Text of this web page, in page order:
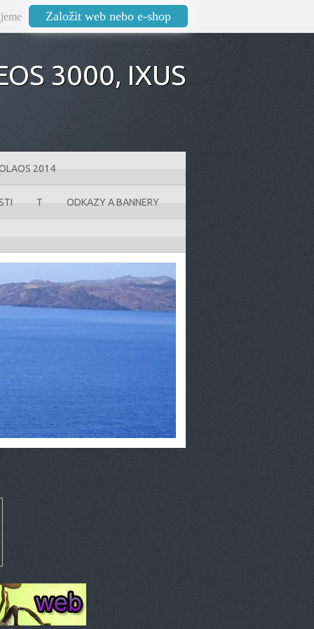
Založit web nebo e-shop
3000‚ IXUS
2014
T ODKAZY A BANNERY